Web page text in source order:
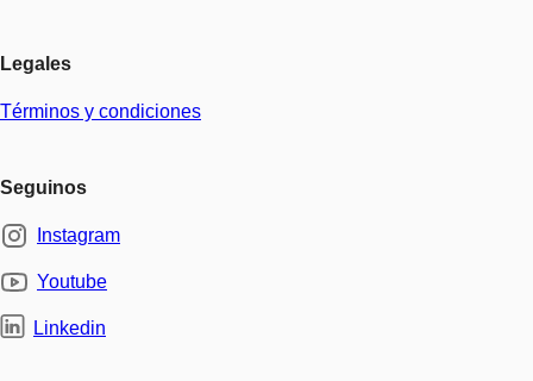
Legales
Términos y condiciones
Seguinos
Instagram
Youtube
Linkedin